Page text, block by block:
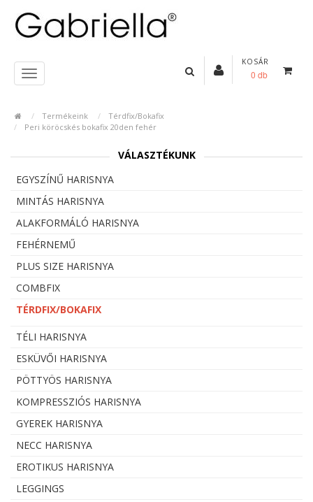
KOSÁR
0 db
Termékeink
Térdfix/Bokafix
Peri köröcskés bokafix 20den fehér
VÁLASZTÉKUNK
EGYSZÍNŰ HARISNYA
MINTÁS HARISNYA
ALAKFORMÁLÓ HARISNYA
FEHÉRNEMŰ
PLUS SIZE HARISNYA
COMBFIX
TÉRDFIX/BOKAFIX
TÉLI HARISNYA
ESKÜVŐI HARISNYA
PÖTTYÖS HARISNYA
KOMPRESSZIÓS HARISNYA
GYEREK HARISNYA
NECC HARISNYA
EROTIKUS HARISNYA
LEGGINGS